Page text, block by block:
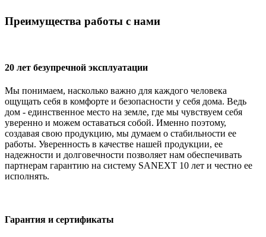
Преимущества работы с нами
20 лет безупречной эксплуатации
Мы понимаем, насколько важно для каждого человека
ощущать себя в комфорте и безопасности у себя дома. Ведь
дом - единственное место на земле, где мы чувствуем себя
уверенно и можем оставаться собой. Именно поэтому,
создавая свою продукцию, мы думаем о стабильности ее
работы. Уверенность в качестве нашей продукции, ее
надежности и долговечности позволяет нам обеспечивать
партнерам гарантию на систему SANEXT 10 лет и честно ее
исполнять.
Гарантия и сертификаты